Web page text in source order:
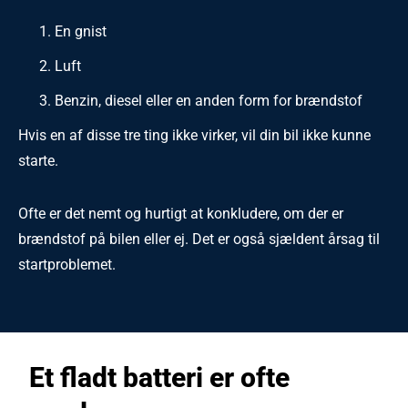
En gnist
Luft
Benzin, diesel eller en anden form for brændstof
Hvis en af disse tre ting ikke virker, vil din bil ikke kunne
starte.
Ofte er det nemt og hurtigt at konkludere, om der er
brændstof på bilen eller ej. Det er også sjældent årsag til
startproblemet.
Et fladt batteri er ofte